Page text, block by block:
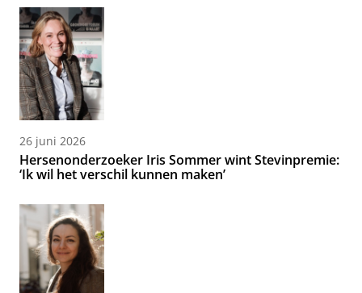
26 juni 2026
Hersenonderzoeker Iris Sommer wint Stevinpremie:
‘Ik wil het verschil kunnen maken’